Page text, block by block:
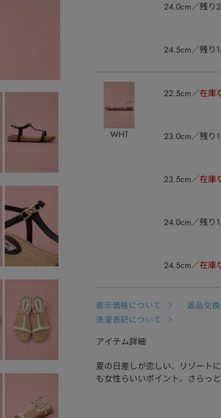
24.0cm 残り
24.5cm 残り
WHT
22.5cm 在庫
23.0cm 残り
23.5cm 在庫
24.0cm 残り
24.5cm 在庫
表示価格について 返品交換
洗濯表記について
アイテム詳細
夏の日差しが恋しい、リゾート
も女性らいいポイント。さらっ